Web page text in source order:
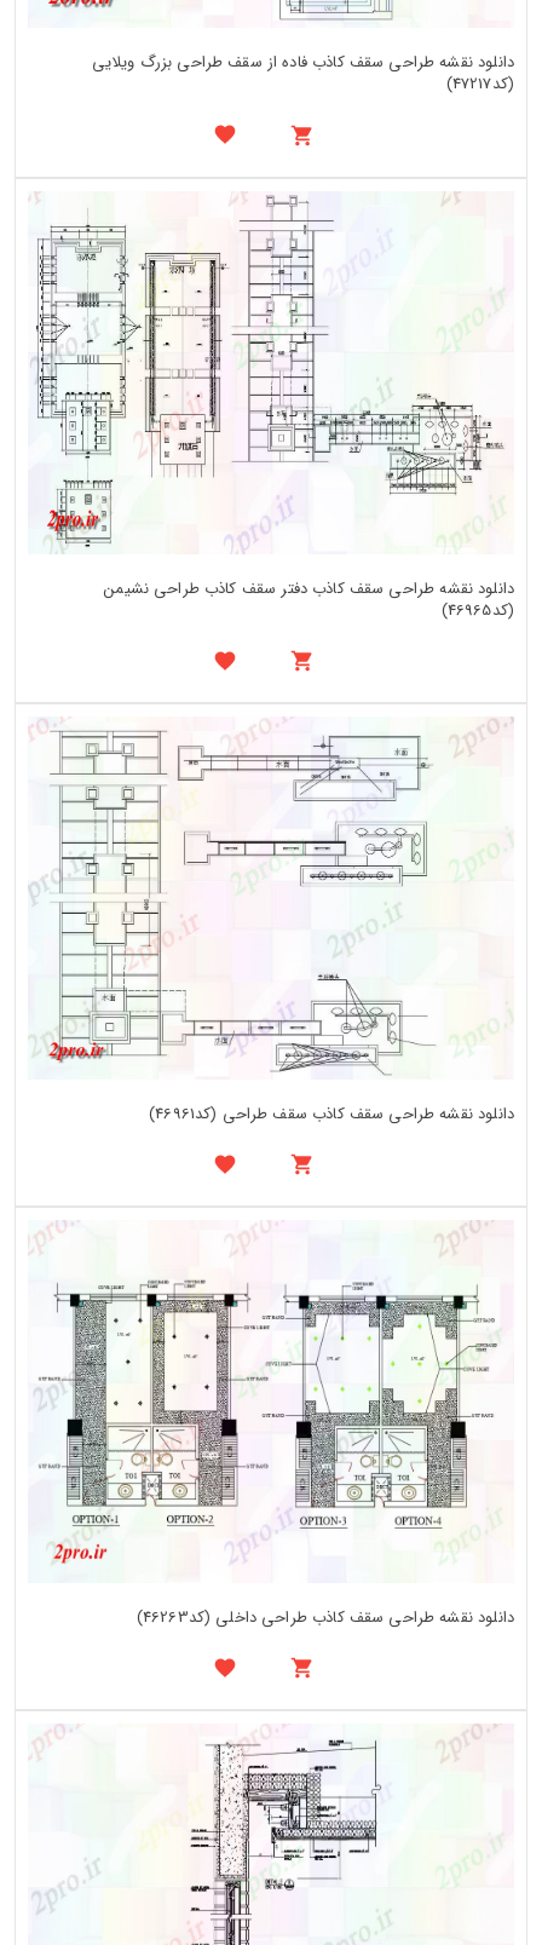
دانلود نقشه طراحی سقف کاذب فاده از سقف طراحی بزرگ ویلایی
(کد47217)
دانلود نقشه طراحی سقف کاذب دفتر سقف کاذب طراحی نشیمن
(کد46965)
دانلود نقشه طراحی سقف کاذب سقف طراحی (کد46961)
دانلود نقشه طراحی سقف کاذب طراحی داخلی (کد46263)